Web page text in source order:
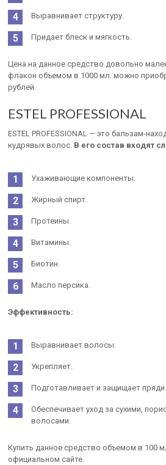
Выравнивает структуру.
Придает блеск и мягкость.
Цена на данное средство довольно
флакон объемом в 1000 мл. можно
рублей.
ESTEL PROFESSIONAL
ESTEL PROFESSIONAL — это бальзам-
кудрявых волос. В его состав входят
Ухаживающие компоненты.
Жирный спирт.
Протеины.
Витамины.
Биотин.
Масло персика.
Эффективность:
Выравнивает волосы.
Укрепляет.
Подготавливает и защищает пряди
Обеспечивает уход за сухими,
волосами.
Купить данное средство объемом в 100
официальном сайте.